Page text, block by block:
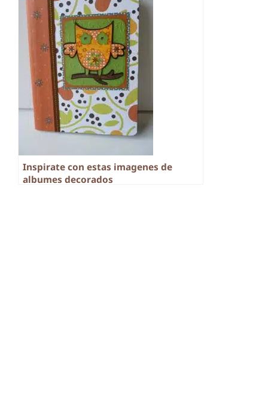
Inspirate con estas imagenes de
albumes decorados